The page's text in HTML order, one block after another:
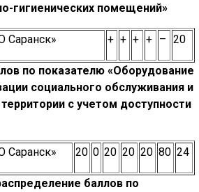
гигиенических помещений»
+ + + + – 20
по показателю «Оборудование
социального обслуживания и
с учетом доступности
20 0 20 20 20 80 24
баллов по